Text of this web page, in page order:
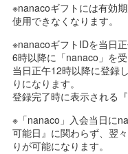
※nanacoギフトには有効
使用できなくなります。
※nanacoギフトIDを当日
6時以降に「nanaco」を受
当日正午12時以降に登録
りになります。
登録完了時に表示される
※「nanaco」入会当日に
可能日』に関わらず、翌
りが可能になります。